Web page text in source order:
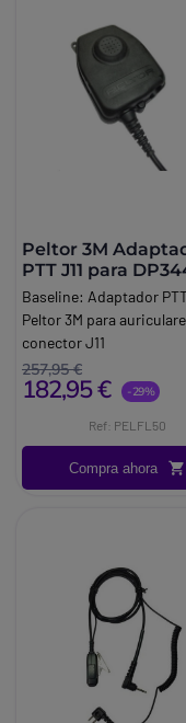
Peltor 3M
PTT J11 para
Baseline: Adaptador
Peltor 3M para
conector J11
Marca:Peltor
257,95 €
182,95 € -29%
Ref: PELFL50
Compra ahora